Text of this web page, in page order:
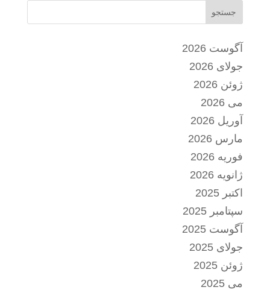
جستجو
آگوست 2026
جولای 2026
ژوئن 2026
می 2026
آوریل 2026
مارس 2026
فوریه 2026
ژانویه 2026
اکتبر 2025
سپتامبر 2025
آگوست 2025
جولای 2025
ژوئن 2025
می 2025